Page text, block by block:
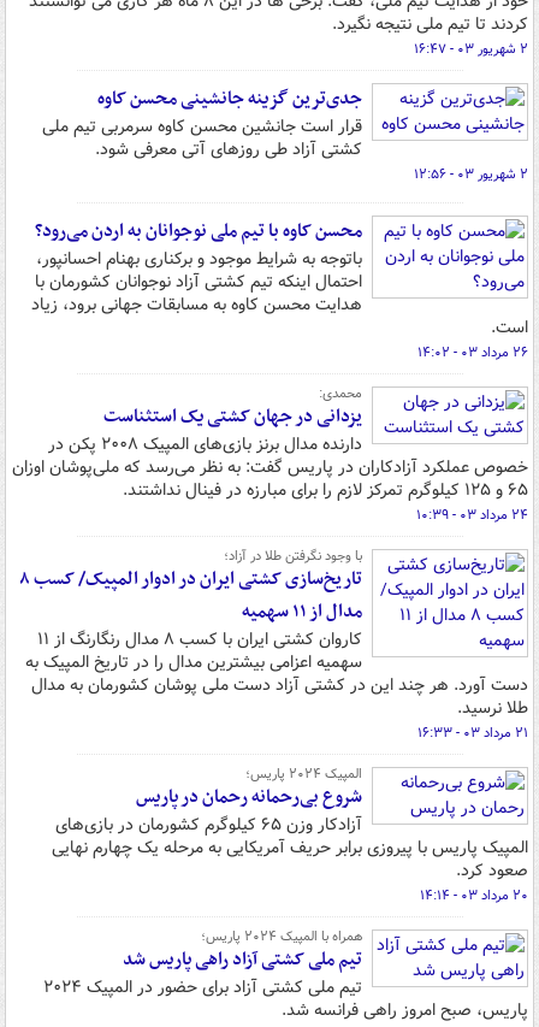
کردند تا تیم ملی نتیجه نگیرد.
۲ شهریور ۰۳ - ۱۶:۴۷
جدی‌ترین گزینه جانشینی محسن کاوه
قرار است جانشین محسن کاوه سرمربی تیم ملی
کشتی آزاد طی روزهای آتی معرفی شود.
۲ شهریور ۰۳ - ۱۲:۵۶
محسن کاوه با تیم ملی نوجوانان به اردن می‌رود؟
باتوجه به شرایط موجود و برکناری بهنام احسانپور،‌
احتمال اینکه تیم کشتی آزاد نوجوانان کشورمان با
هدایت محسن کاوه به مسابقات جهانی برود،‌ زیاد
است.
۲۶ مرداد ۰۳ - ۱۴:۰۲
محمدی:
یزدانی در جهان کشتی یک استثناست
دارنده مدال برنز بازی‌های المپیک ۲۰۰۸ پکن در
خصوص عملکرد آزادکاران در پاریس گفت: به نظر می‌رسد که ملی‌پوشان اوزان
۶۵ و ۱۲۵ کیلوگرم تمرکز لازم را برای مبارزه در فینال نداشتند.
۲۴ مرداد ۰۳ - ۱۰:۳۹
با وجود نگرفتن طلا در آزاد؛
تاریخ‌سازی کشتی ایران در ادوار المپیک‌/ کسب ۸
مدال از ۱۱ سهمیه
کاروان کشتی ایران با کسب ۸ مدال رنگارنگ از ۱۱
سهمیه اعزامی بیشترین مدال را در تاریخ المپیک به
دست آورد. هر چند این در کشتی آزاد دست ملی پوشان کشورمان به مدال
طلا نرسید.
۲۱ مرداد ۰۳ - ۱۶:۳۳
المپیک ۲۰۲۴ پاریس؛
شروع بی‌رحمانه رحمان در پاریس
آزادکار وزن ۶۵ کیلوگرم کشورمان در بازی‌های
المپیک پاریس با پیروزی برابر حریف آمریکایی به مرحله یک چهارم نهایی
صعود کرد.
۲۰ مرداد ۰۳ - ۱۴:۱۴
همراه با المپیک ۲۰۲۴ پاریس؛
تیم ملی کشتی آزاد راهی پاریس شد
تیم ملی کشتی آزاد برای حضور در المپیک ۲۰۲۴
پاریس، صبح امروز راهی فرانسه شد.